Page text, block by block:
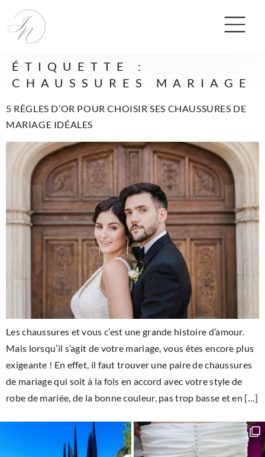
ÉTIQUETTE :
CHAUSSURES MARIAGE
5 RÈGLES D’OR POUR CHOISIR SES CHAUSSURES DE
MARIAGE IDÉALES
Les chaussures et vous c’est une grande histoire d’amour.
Mais lorsqu’il s’agit de votre mariage, vous êtes encore plus
exigeante ! En effet, il faut trouver une paire de chaussures
de mariage qui soit à la fois en accord avec votre style de
robe de mariée, de la bonne couleur, pas trop basse et en […]